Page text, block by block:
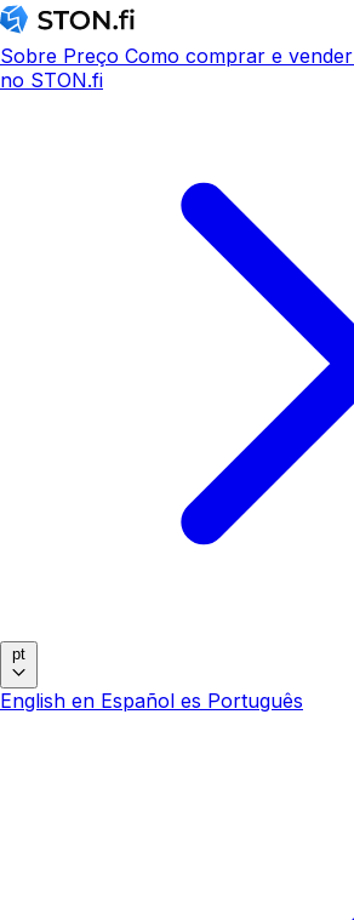
Sobre Preço Como comprar e vender
no STON.fi
pt
English en Español es Português